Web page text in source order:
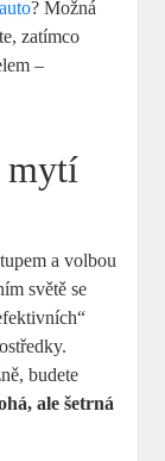
? Možná
zatímco
–
mytí
a volbou
světě se
budete
ale šetrná